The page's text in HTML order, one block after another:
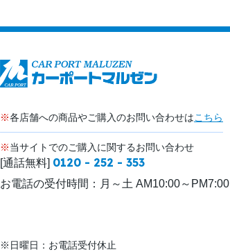
※各店舗への商品やご購入のお問い合わせはこちら
※当サイトでのご購入に関するお問い合わせ
[通話無料] 0120 - 252 - 353
お電話の受付時間： 月～土 AM10:00～PM7:00
※日曜日：お電話受付休止